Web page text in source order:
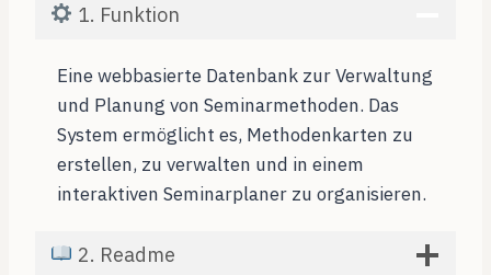
1. Funktion
Eine webbasierte Datenbank zur Verwaltung
und Planung von Seminarmethoden. Das
System ermöglicht es, Methodenkarten zu
erstellen, zu verwalten und in einem
interaktiven Seminarplaner zu organisieren.
2. Readme